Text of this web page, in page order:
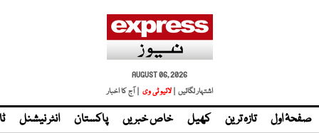
AUGUST 06, 2026
اشتہار لگائیں | لائیو ٹی وی | آج کا اخبار
صفحۂ اول تازہ ترین کھیل خاص خبریں پاکستان انٹر نیشنل